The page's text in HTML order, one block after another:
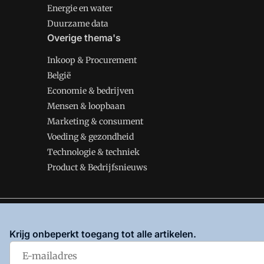
Energie en water
Duurzame data
Overige thema's
Inkoop & Procurement
België
Economie & bedrijven
Mensen & loopbaan
Marketing & consument
Voeding & gezondheid
Technologie & techniek
Product & Bedrijfsnieuws
enPrivacy en Cookie beleid |Privacy instellingen
Krijg onbeperkt toegang tot alle artikelen.